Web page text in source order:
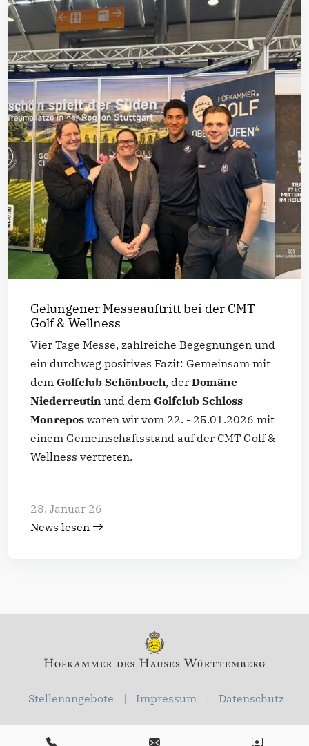
Gelungener Messeauftritt bei der CMT
Golf & Wellness
Vier Tage Messe, zahlreiche Begegnungen und
ein durchweg positives Fazit: Gemeinsam mit
dem Golfclub Schönbuch, der Domäne
Niederreutin und dem Golfclub Schloss
Monrepos waren wir vom 22. - 25.01.2026 mit
einem Gemeinschaftsstand auf der CMT Golf &
Wellness vertreten.
28. Januar 26
News lesen
Stellenangebote Impressum Datenschutz